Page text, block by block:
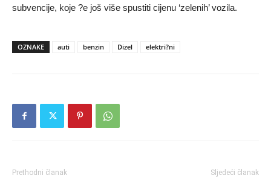
subvencije, koje ?e još više spustiti cijenu ‘zelenih’ vozila.
OZNAKE auti benzin Dizel elektri?ni
Prethodni članak Sljedeći članak